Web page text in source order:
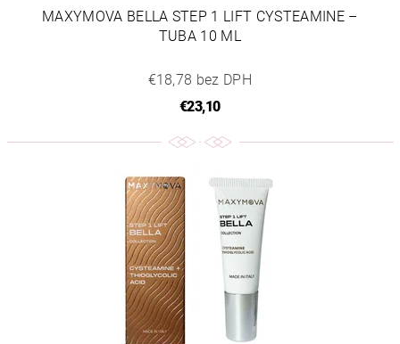
MAXYMOVA BELLA STEP 1 LIFT CYSTEAMINE –
TUBA 10 ML
€18,78 bez DPH
€23,10